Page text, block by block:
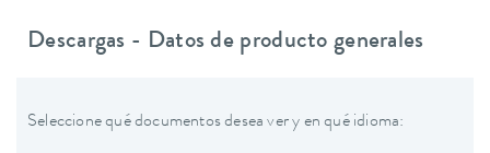
Descargas - Datos de producto generales
Seleccione qué documentos desea ver y en qué idioma: